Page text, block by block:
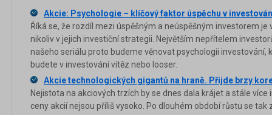
Akcie: Psychologie – klíčový faktor úspěchu v
Říká se, že rozdíl mezi úspěšným a neúspěšným investorem je
nikoliv v jejich investiční strategii. Největším nepřítelem
našeho seriálu proto budeme věnovat psychologii investování,
budete v investování vítěz nebo looser.
Akcie technologických gigantů na hraně. Přijde brzy
Nejistota na akciových trzích by se dnes dala krájet a stále
ceny akcií nejsou příliš vysoko. Po dlouhém období růstu se